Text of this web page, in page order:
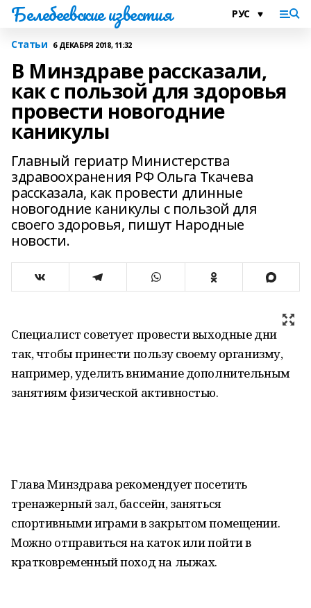
Белебеевские известия
Статьи 6 ДЕКАБРЯ 2018, 11:32
В Минздраве рассказали,
как с пользой для здоровья
провести новогодние
каникулы
Главный гериатр Министерства
здравоохранения РФ Ольга Ткачева
рассказала, как провести длинные
новогодние каникулы с пользой для
своего здоровья, пишут Народные
новости.
Специалист советует провести выходные дни
так, чтобы принести пользу своему организму,
например, уделить внимание дополнительным
занятиям физической активностью.
Глава Минздрава рекомендует посетить
тренажерный зал, бассейн, заняться
спортивными играми в закрытом помещении.
Можно отправиться на каток или пойти в
кратковременный поход на лыжах.